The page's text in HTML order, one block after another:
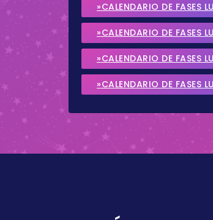
»CALENDARIO DE FASES
»CALENDARIO DE FASES
»CALENDARIO DE FASES
»CALENDARIO DE FASES